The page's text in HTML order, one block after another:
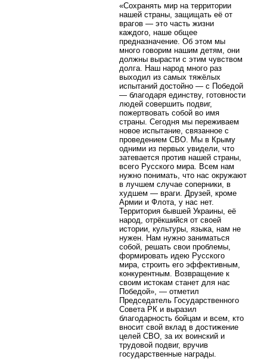
«Сохранять мир на территории
нашей страны, защищать её от
врагов — это часть жизни
каждого, наше общее
предназначение. Об этом мы
много говорим нашим детям, они
должны вырасти с этим чувством
долга. Наш народ много раз
выходил из самых тяжёлых
испытаний достойно — с Победой
— благодаря единству, готовности
людей совершить подвиг,
пожертвовать собой во имя
страны. Сегодня мы переживаем
новое испытание, связанное с
проведением СВО. Мы в Крыму
одними из первых увидели, что
затевается против нашей страны,
всего Русского мира. Всем нам
нужно понимать, что нас окружают
в лучшем случае соперники, в
худшем — враги. Друзей, кроме
Армии и Флота, у нас нет.
Территория бывшей Украины, её
народ, отрёкшийся от своей
истории, культуры, языка, нам не
нужен. Нам нужно заниматься
собой, решать свои проблемы,
формировать идею Русского
мира, строить его эффективным,
конкурентным. Возвращение к
своим истокам станет для нас
Победой», — отметил
Председатель Государственного
Совета РК и выразил
благодарность бойцам и всем, кто
вносит свой вклад в достижение
целей СВО, за их воинский и
трудовой подвиг, вручив
государственные награды.